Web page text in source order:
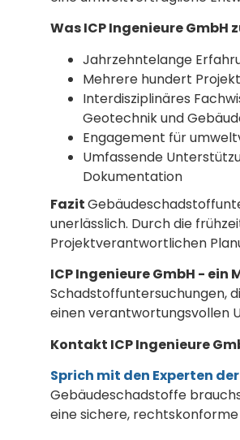
Was ICP Ingenieure
Jahrzehntelange
Mehrere hundert
Interdisziplinäres
Geotechnik und
Engagement für
Umfassende
Dokumentation
Fazit
unerlässlich. Durch die
Projektverantwortlichen
ICP Ingenieure GmbH - ein
Schadstoffuntersuchungen,
einen verantwortungsvollen
Kontakt ICP Ingenieure
Sprich mit den Experten
Gebäudeschadstoffe
eine sichere,